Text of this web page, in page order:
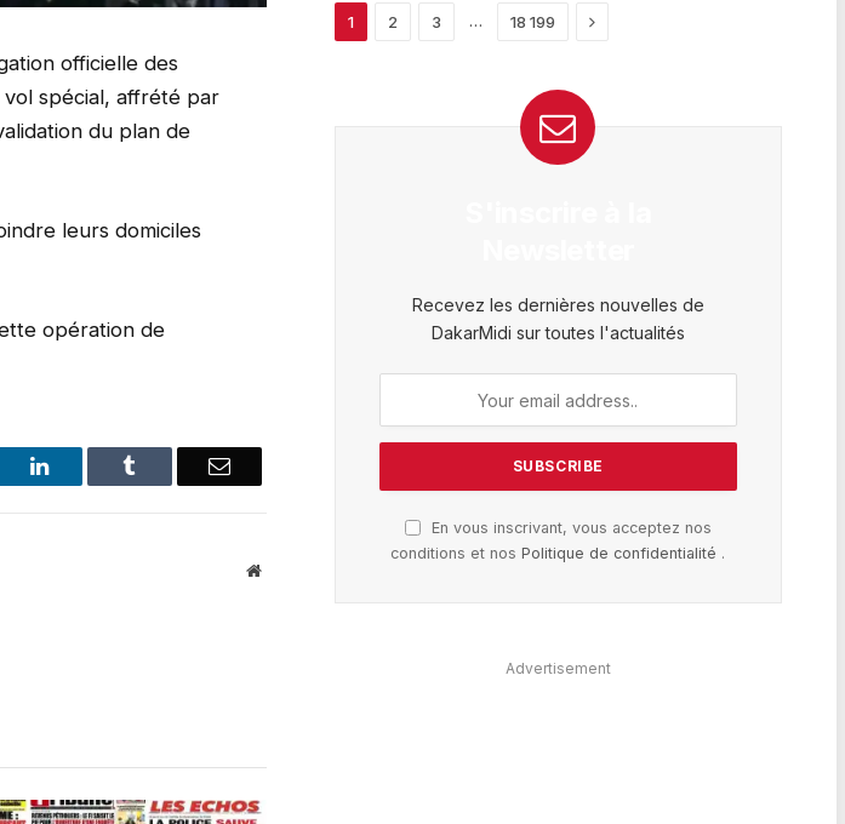
officielle des
vol spécial, affrété par
du plan de
leurs domiciles
opération de
LinkedIn Email
Website
1 2 3 … 18 199 Next
Recevez les dernières nouvelles de
DakarMidi sur toutes l'actualités
En vous inscrivant, vous acceptez nos
conditions et nosPolitique de confidentialité .
Advertisement